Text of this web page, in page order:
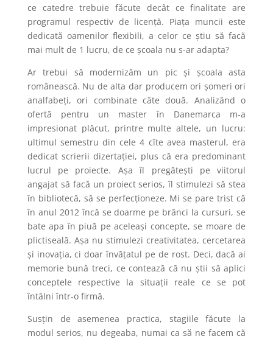
ce catedre trebuie făcute decât ce finalitate are
programul respectiv de licență. Piața muncii este
dedicată oamenilor flexibili, a celor ce știu să facă
mai mult de 1 lucru, de ce școala nu s-ar adapta?
Ar trebui să modernizăm un pic și școala asta
românească. Nu de alta dar producem ori șomeri ori
analfabeți, ori combinate câte două. Analizând o
ofertă pentru un master în Danemarca m-a
impresionat plăcut, printre multe altele, un lucru:
ultimul semestru din cele 4 cîte avea masterul, era
dedicat scrierii dizertației, plus că era predominant
lucrul pe proiecte. Așa îl pregătești pe viitorul
angajat să facă un proiect serios, îl stimulezi să stea
în bibliotecă, să se perfecționeze. Mi se pare trist că
în anul 2012 încă se doarme pe brânci la cursuri, se
bate apa în piuă pe aceleași concepte, se moare de
plictiseală. Așa nu stimulezi creativitatea, cercetarea
și inovația, ci doar învățatul pe de rost. Deci, dacă ai
memorie bună treci, ce contează că nu știi să aplici
conceptele respective la situații reale ce se pot
întâlni într-o firmă.
Susțin de asemenea practica, stagiile făcute la
modul serios, nu degeaba, numai ca să ne facem că